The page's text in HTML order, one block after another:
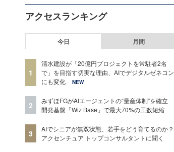
アクセスランキング
今日 月間
1
清水建設が「20億円プロジェクトを常駐者2名
で」を目指す切実な理由、AIでデジタルゼネコン
にも変化
NEW
2
みずほFGがAIエージェントの“量産体制”を確立
開発基盤「Wiz Base」で最大70%の工数短縮
3
AIでシニアが無双状態、若手をどう育てるのか？
アクセンチュア トップコンサルタントに聞く